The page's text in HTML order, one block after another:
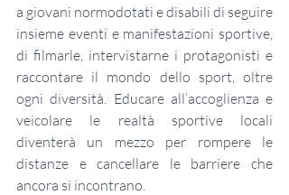
a giovani normodotati e disabili di seguire
insieme eventi e manifestazioni sportive,
di filmarle, intervistarne i protagonisti e
raccontare il mondo dello sport, oltre
ogni diversità. Educare all’accoglienza e
veicolare le realtà sportive locali
diventerà un mezzo per rompere le
distanze e cancellare le barriere che
ancora si incontrano.